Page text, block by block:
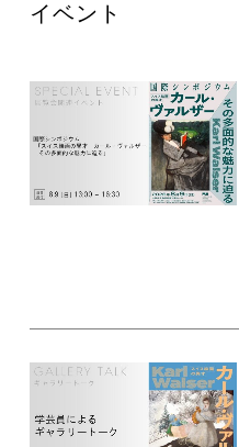
イベント